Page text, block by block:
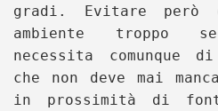
gradi. Evitare
ambiente troppo
necessita comunque
che non deve mai
in prossimità di